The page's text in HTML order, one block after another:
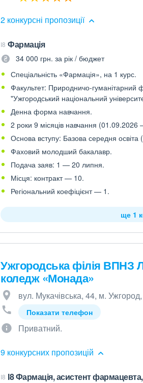
2 конкурсні пропозиції
I8 Фармація
34 000 грн. за рік / бюджет
Спеціальність «Фармація», на 1 курс.
Факультет: Природничо-гуманітарний
"Ужгородський національний
Денна форма навчання.
2 роки 9 місяців навчання
Основа вступу: Базова середня освіта
Фаховий молодший бакалавр.
Подача заяв: 1 — 20 липня.
Місця: контракт — 10.
Регіональний коефіцієнт — 1.
ще 1
Ужгородська філія ВПНЗ
коледж «Монада»
вул. Мукачівська, 44, м.
Показати телефон
Приватний.
9 конкурсних пропозицій
I8 І8 Фармація, асистент